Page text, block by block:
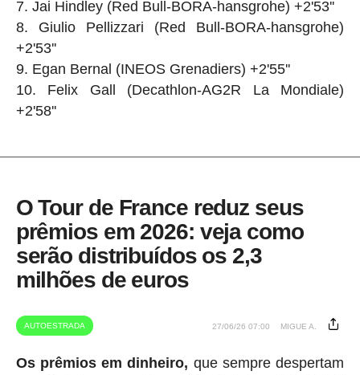
Jai Hindley (Red Bull-BORA-hansgrohe) +2'53''
Giulio Pellizzari (Red Bull-BORA-hansgrohe)
+2'53''
Egan Bernal (INEOS Grenadiers) +2'55''
Felix Gall (Decathlon-AG2R La Mondiale)
+2'58''
O Tour de France reduz seus
prêmios em 2026: veja como
serão distribuídos os 2,3
milhões de euros
AUTOESTRADA 27/06/26 07:00 MIGUE A.
Os prêmios em dinheiro, que sempre despertam